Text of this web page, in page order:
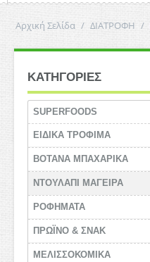
Αρχική Σελίδα / ΔΙΑΤΡΟΦΗ /
ΚΑΤΗΓΟΡΙΕΣ
SUPERFOODS
ΕΙΔΙΚΑ ΤΡΟΦΙΜΑ
ΒΟΤΑΝΑ ΜΠΑΧΑΡΙΚΑ
ΝΤΟΥΛΑΠΙ ΜΑΓΕΙΡΑ
ΡΟΦΗΜΑΤΑ
ΠΡΩΪΝΟ & ΣΝΑΚ
ΜΕΛΙΣΣΟΚΟΜΙΚΑ